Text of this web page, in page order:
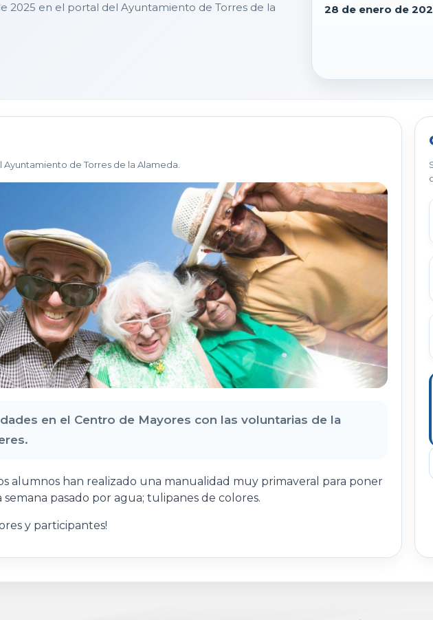
2025 en el portal del Ayuntamiento de Torres de la
28 de enero de
de Torres de la Alameda.
en el Centro de Mayores con las voluntarias de la
alumnos han realizado una manualidad muy primaveral para poner
pasado por agua; tulipanes de colores.
y participantes!